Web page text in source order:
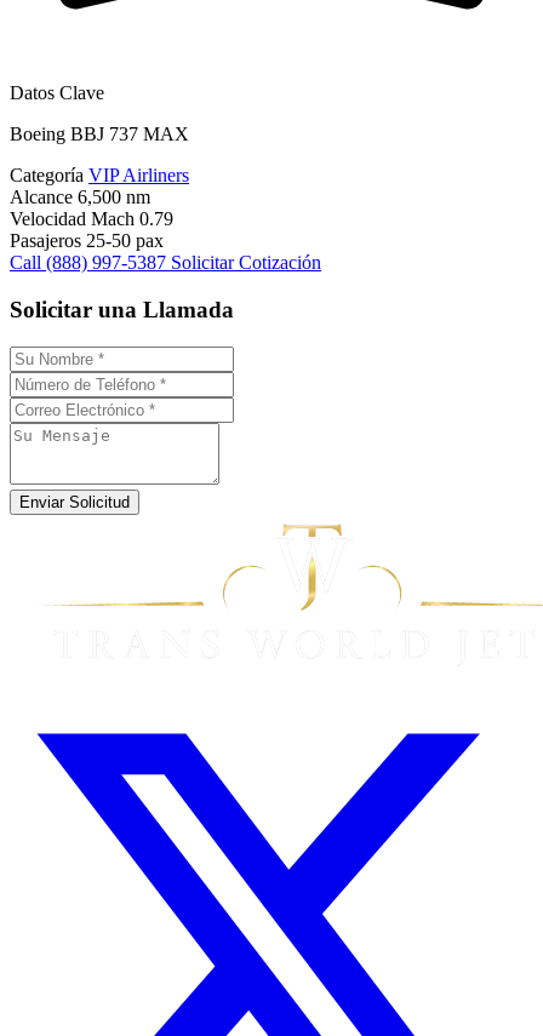
Datos Clave
Boeing BBJ 737 MAX
Categoría VIP Airliners
Alcance 6,500 nm
Velocidad Mach 0.79
Pasajeros 25-50 pax
Call (888) 997-5387 Solicitar Cotización
Solicitar una Llamada
Enviar Solicitud